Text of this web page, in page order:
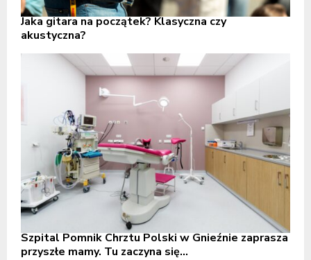
Jaka gitara na początek? Klasyczna czy
akustyczna?
Szpital Pomnik Chrztu Polski w Gnieźnie zaprasza
przyszłe mamy. Tu zaczyna się...